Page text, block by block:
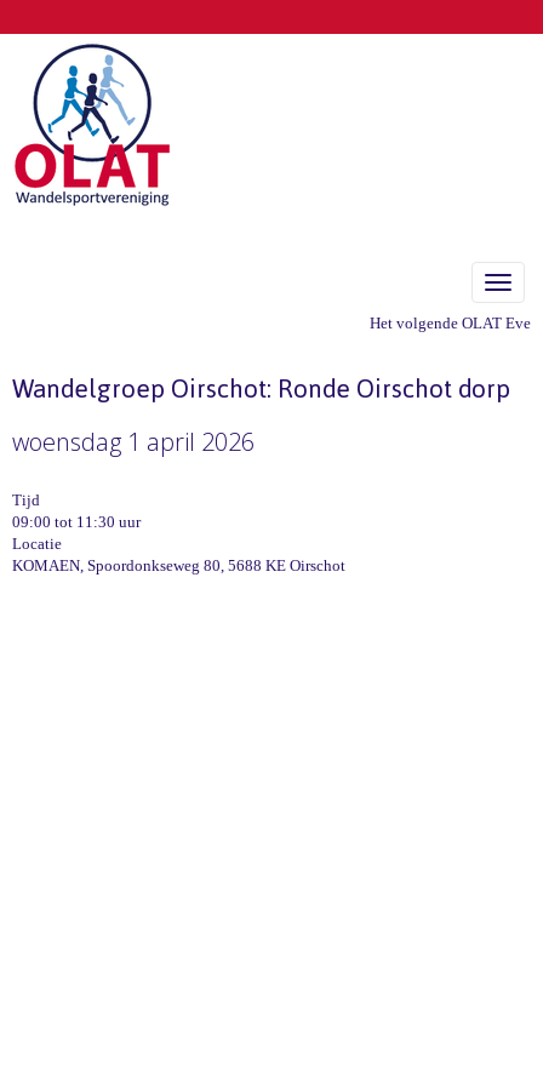
Het volgende OLAT
Wandelgroep Oirschot: Ronde Oirschot dorp
woensdag 1 april 2026
Tijd
09:00 tot 11:30 uur
Locatie
KOMAEN, Spoordonkseweg 80, 5688 KE Oirschot